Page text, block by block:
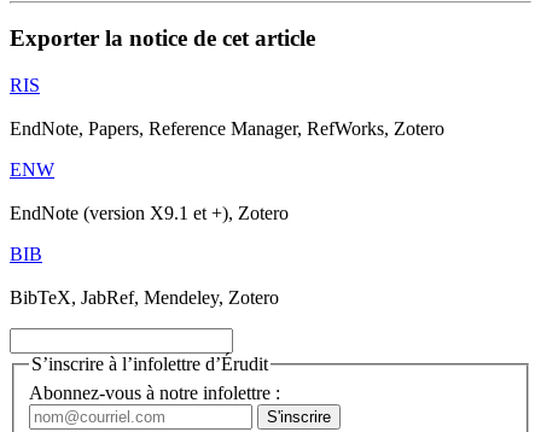
Exporter la notice de cet article
RIS
EndNote, Papers, Reference Manager, RefWorks, Zotero
ENW
EndNote (version X9.1 et +), Zotero
BIB
BibTeX, JabRef, Mendeley, Zotero
S’inscrire à l’infolettre d’Érudit
Abonnez-vous à notre infolettre :